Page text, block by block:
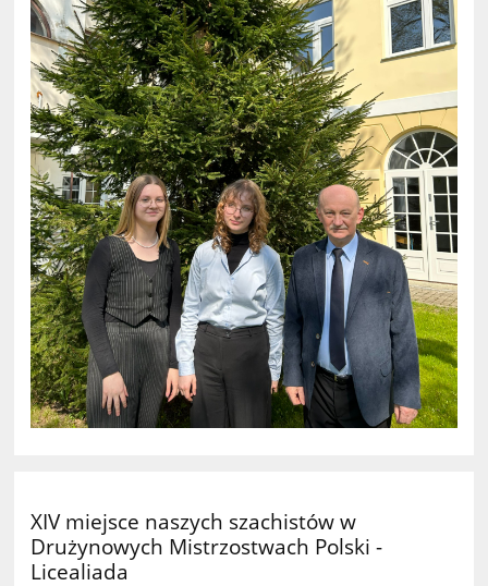
XIV miejsce naszych szachistów w
Drużynowych Mistrzostwach Polski -
Licealiada